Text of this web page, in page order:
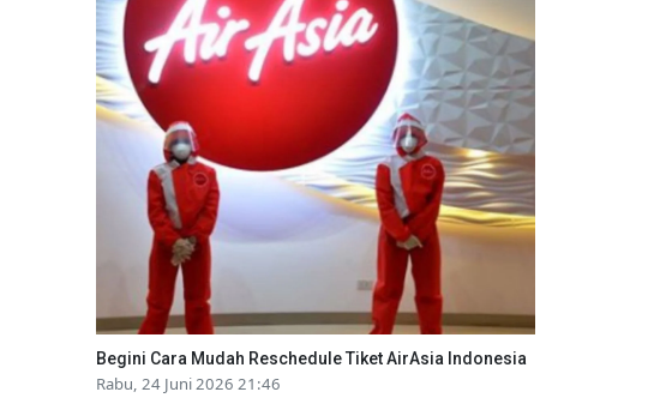
Begini Cara Mudah Reschedule Tiket AirAsia Indonesia
Rabu, 24 Juni 2026 21:46